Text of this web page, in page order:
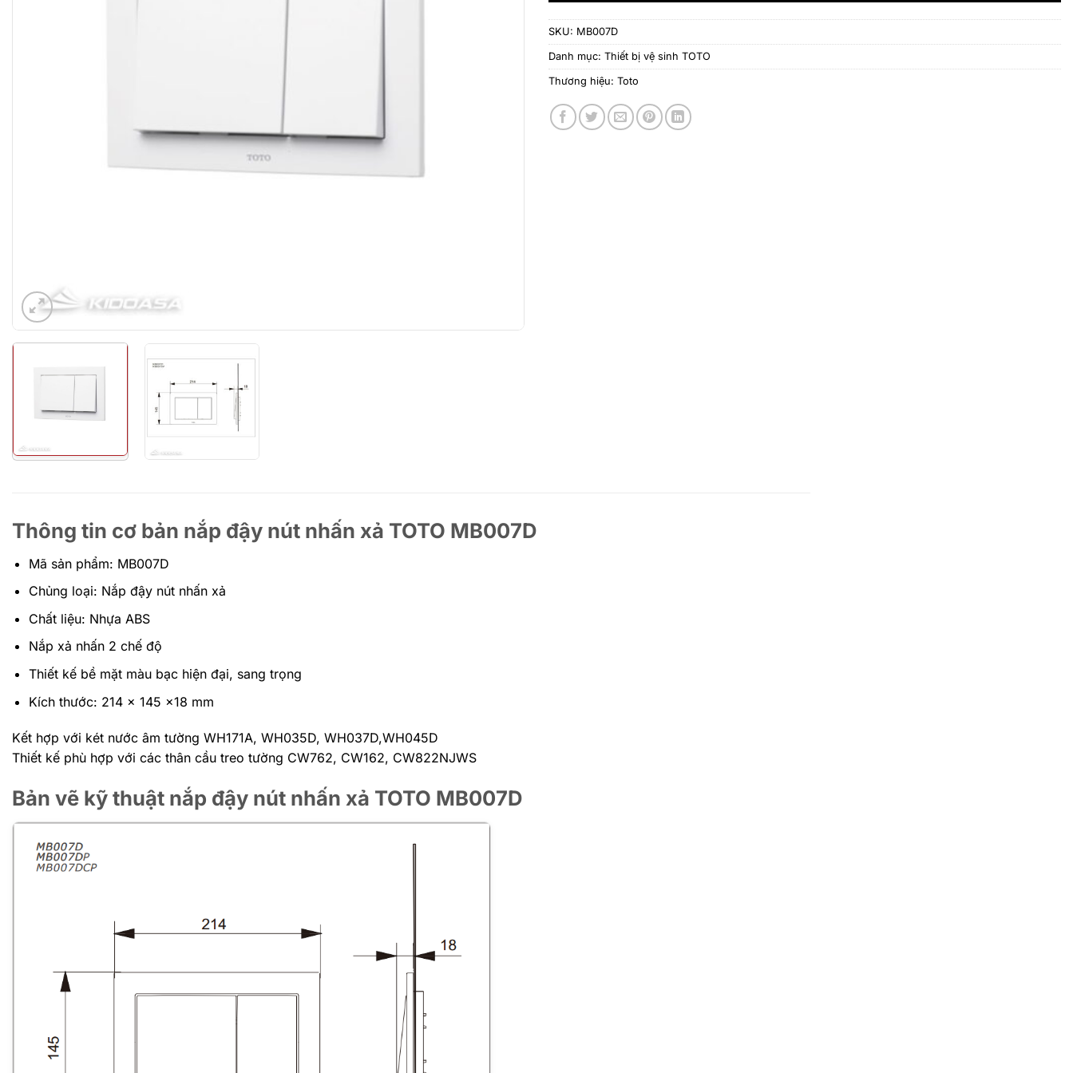
SKU: MB007D
Danh mục: Thiết bị vệ sinh TOTO
Thương hiệu: Toto
Thông tin cơ bản nắp đậy nút nhấn xả TOTO MB007D
Mã sản phẩm: MB007D
Chủng loại: Nắp đậy nút nhấn xả
Chất liệu: Nhựa ABS
Nắp xả nhấn 2 chế độ
Thiết kế bề mặt màu bạc hiện đại, sang trọng
Kích thước: 214 x 145 x18 mm
Kết hợp với két nước âm tường WH171A, WH035D, WH037D,WH045D
Thiết kế phù hợp với các thân cầu treo tường CW762, CW162, CW822NJWS
Bản vẽ kỹ thuật nắp đậy nút nhấn xả TOTO MB007D